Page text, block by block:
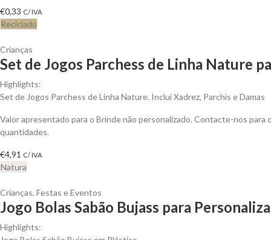
€0,33 C/ IVA
Reciclado
Crianças
Set de Jogos Parchess de Linha Nature
Highlights:
Set de Jogos Parchess de Linha Nature. Inclui Xadrez, Parchis e Damas
Valor apresentado para o Brinde não personalizado. Contacte-nos
quantidades.
€4,91 C/ IVA
Natura
Crianças, Festas e Eventos
Jogo Bolas Sabão Bujass para
Highlights: